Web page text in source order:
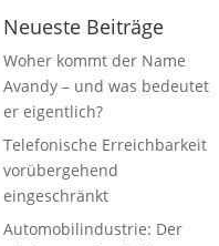
Neueste Beiträge
Woher kommt der Name
Avandy – und was bedeutet
er eigentlich?
Telefonische Erreichbarkeit
vorübergehend
eingeschränkt
Automobilindustrie: Der